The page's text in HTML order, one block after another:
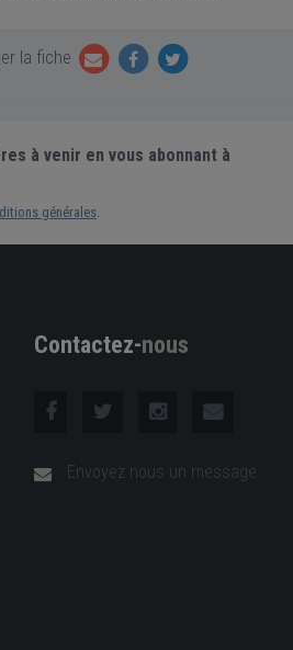
la fiche
à venir en vous abonnant à
générales.
Contactez-nous
Envoyez nous un message